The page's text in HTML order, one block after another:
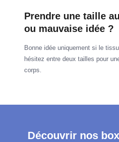
Prendre une taille
ou mauvaise idée ?
Bonne idée uniquement si le
hésitez entre deux tailles pour
corps.
Découvrir nos